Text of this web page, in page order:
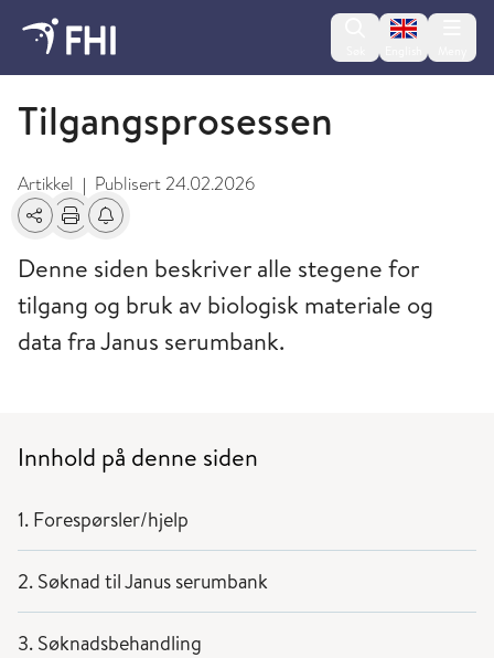
Change
Tilgang til data og biologisk materiale
Tilgangsprosessen
Artikkel | Publisert24.02.2026
Del Skriv utFå varsel om endringer
Denne siden beskriver alle stegene for
tilgang og bruk av biologisk materiale og
data fra Janus serumbank.
Innhold på denne siden
1. Forespørsler/hjelp
2. Søknad til Janus serumbank
3. Søknadsbehandling